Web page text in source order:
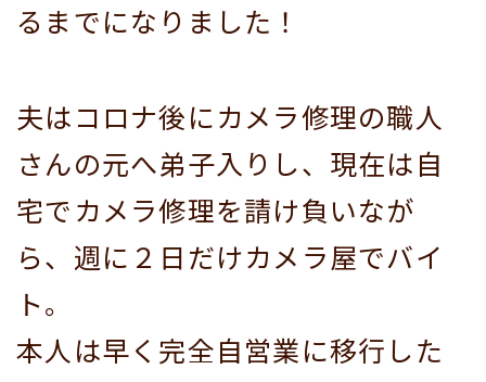
るまでになりました！
夫はコロナ後にカメラ修理の職人
さんの元へ弟子入りし、現在は自
宅でカメラ修理を請け負いなが
ら、週に２日だけカメラ屋でバイ
ト。
本人は早く完全自営業に移行した